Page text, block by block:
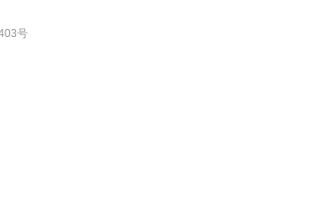
号